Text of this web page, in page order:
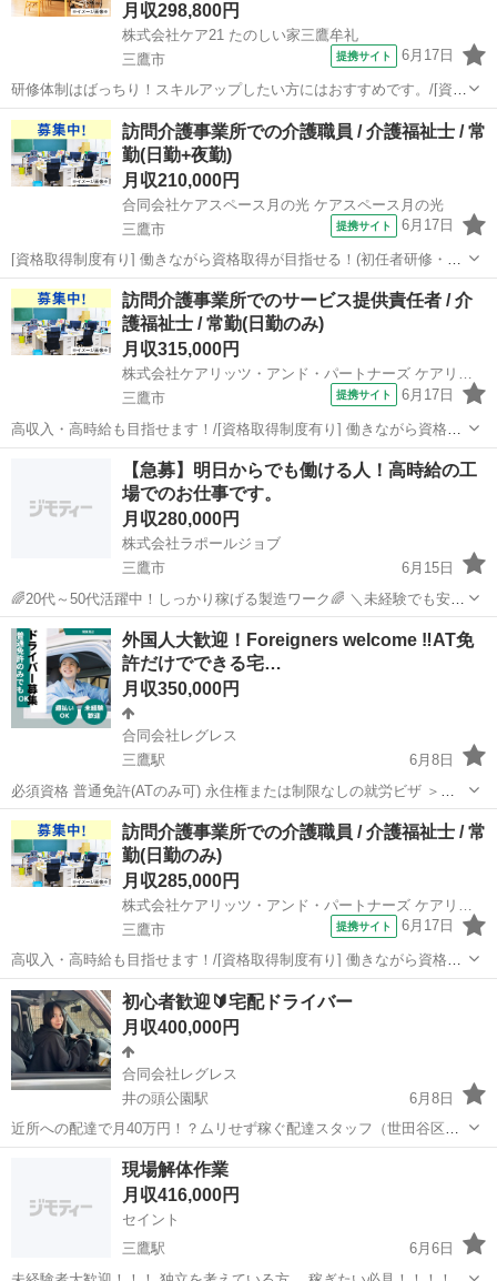
月収298,800円
株式会社ケア21 たのしい家三鷹牟礼
三鷹市
提携サイト 6月17日
研修体制はばっちり！スキルアップしたい方にはおすすめです。/[資格
取得制度有り] 働きながら資格取得が目指せる！(初任者研修・実務者
研修・介護福祉士)/定年65歳以上/利用者人数５０人以下 【施設名】 株
式会社ケア21 た...
東京 三鷹市 介護士
訪問介護事業所での介護職員 / 介護福祉士 / 常
勤(日勤+夜勤)
月収210,000円
合同会社ケアスペース月の光 ケアスペース月の光
三鷹市
提携サイト 6月17日
[資格取得制度有り] 働きながら資格取得が目指せる！(初任者研修・実
務者研修・介護福祉士)/20代・30代が活躍できる！ 【施設名】 合同会
社ケアスペース月の光 ケアスペース月の光 【勤務地】 東京都 三鷹市
【アクセ...
東京 三鷹市 介護福祉士
訪問介護事業所でのサービス提供責任者 / 介
護福祉士 / 常勤(日勤のみ)
月収315,000円
株式会社ケアリッツ・アンド・パートナーズ ケアリッツ仙川
三鷹市
提携サイト 6月17日
高収入・高時給も目指せます！/[資格取得制度有り] 働きながら資格取
得が目指せる！(初任者研修・実務者研修・介護福祉士)/定年65歳以上
【施設名】 株式会社ケアリッツ・アンド・パートナーズ ケアリッツ仙
介護福祉士
【急募】明日からでも働ける人！高時給の工
場でのお仕事です。
月収280,000円
株式会社ラポールジョブ
三鷹市
6月15日
🌈20代～50代活躍中！しっかり稼げる製造ワーク🌈 ＼未経験でも安心
スタート！高時給で安定収入を実現✨／ 【お仕事内容】 製造補助スタ
ッフを募集します！ 難しい作業は一切ナシ！稼げるお仕事です💪 ・...
東京 三鷹市 機械 未経験
外国人大歓迎！Foreigners welcome ‼︎AT免
許だけでできる宅…
月収350,000円
合同会社レグレス
三鷹駅
6月8日
必須資格 普通免許(ATのみ可) 永住権または制限なしの就労ビザ ＞＞
＞＞＞アピールポイント＜＜＜＜＜ ・月収40万円以上も可能 ・未経
験歓迎！入社前に体験乗車OK ・車両リース・研修も完備 ＞＞＞＞＞
＞＞＞＞＜＜＜＜＜＜...
東京 三鷹市 三鷹駅 宅配 未経験
訪問介護事業所での介護職員 / 介護福祉士 / 常
勤(日勤のみ)
月収285,000円
三鷹市
提携サイト 6月17日
高収入・高時給も目指せます！/[資格取得制度有り] 働きながら資格取
得が目指せる！(初任者研修・実務者研修・介護福祉士)/20代・30代が
活躍できる！/定年65歳以上 【施設名】 株式会社ケアリッツ・アン
ド・パートナーズ ...
東京 三鷹市 介護福祉士
初心者歓迎🔰宅配ドライバー
月収400,000円
合同会社レグレス
井の頭公園駅
6月8日
近所への配達で月40万円！？ムリせず稼ぐ配達スタッフ（世田谷区
中・軽貨物) ＼10～50代活躍中／ ・狭いエリア＆軽貨物のみ ・ 週3日三鷹市 井の頭公園駅
現場解体作業
月収416,000円
セイント
三鷹駅
6月6日